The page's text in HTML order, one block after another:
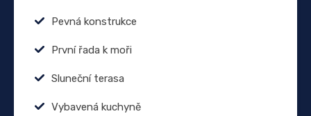
Pevná konstrukce
První řada k moři
Sluneční terasa
Vybavená kuchyně